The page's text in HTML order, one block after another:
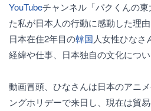
YouTubeチャンネル「パクくんの
た私が日本人の行動に感動した理
日本在住2年目の韓国人女性ひなさ
経緯や仕事、日本独自の文化につい
動画冒頭、ひなさんは日本のアニ
ングホリデーで来日し、現在は貿